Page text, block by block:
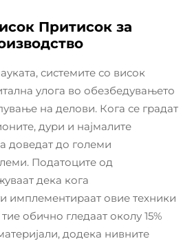
Притисок за
системите со висок
улога во обезбедувањето
на делови. Кога се градат
дури и најмалите
доведат до големи
Податоците од
дека кога
имплементираат овие техники
обично гледаат околу 15%
додека нивните